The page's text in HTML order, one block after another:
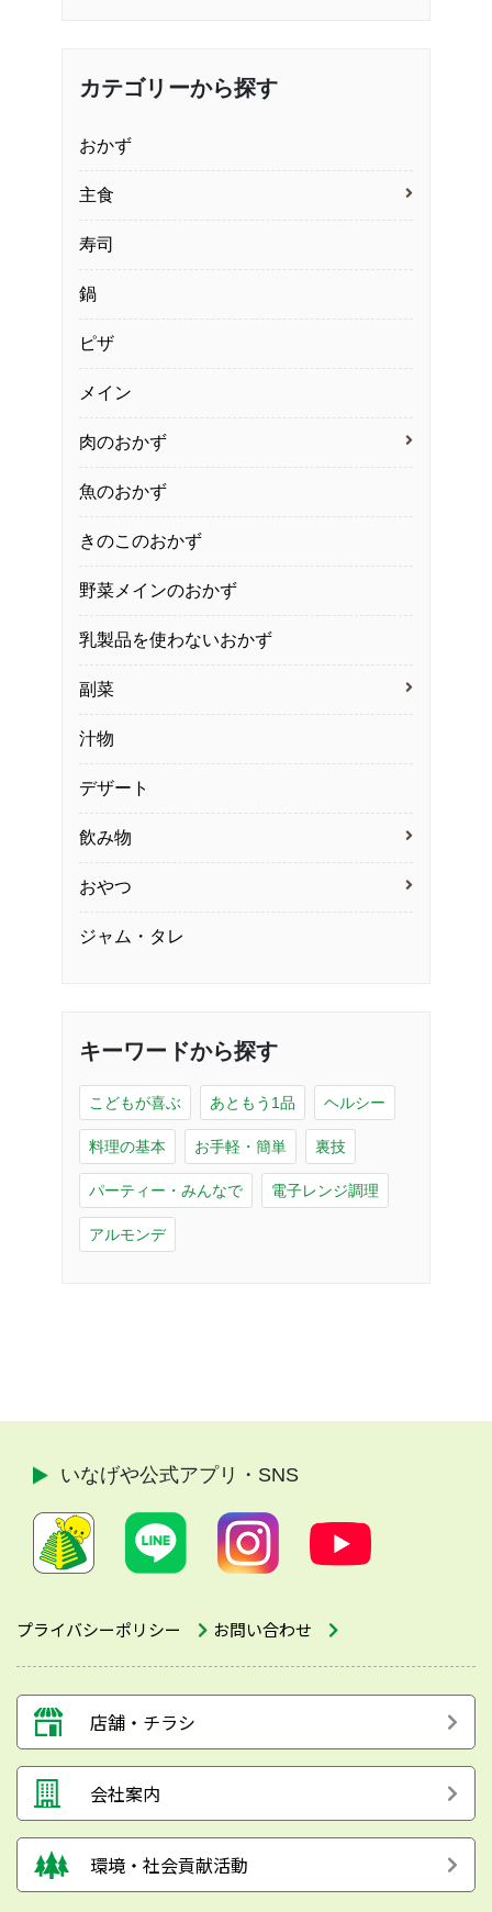
カテゴリーから探す
おかず
主食
寿司
鍋
ピザ
メイン
肉のおかず
魚のおかず
きのこのおかず
野菜メインのおかず
乳製品を使わないおかず
副菜
汁物
デザート
飲み物
おやつ
ジャム・タレ
キーワードから探す
こどもが喜ぶ あともう1品 ヘルシー
料理の基本 お手軽・簡単 裏技
パーティー・みんなで 電子レンジ調理
アルモンデ
プライバシーポリシー お問い合わせ
いなげや公式アプリ・SNS
店舗・チラシ
会社案内
環境・社会貢献活動